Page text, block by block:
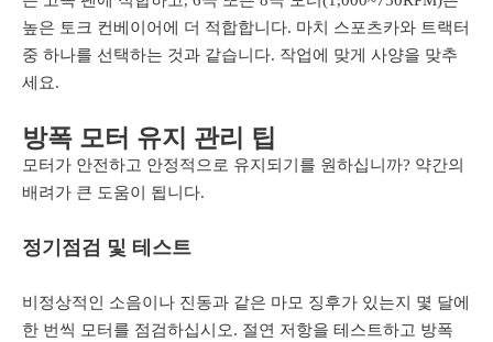
높은 토크 컨베이어에 더 적합합니다. 마치 스포츠카와 트랙터
중 하나를 선택하는 것과 같습니다. 작업에 맞게 사양을 맞추
세요.
방폭 모터 유지 관리 팁
모터가 안전하고 안정적으로 유지되기를 원하십니까? 약간의
배려가 큰 도움이 됩니다.
정기점검 및 테스트
비정상적인 소음이나 진동과 같은 마모 징후가 있는지 몇 달에
한 번씩 모터를 점검하십시오. 절연 저항을 테스트하고 방폭